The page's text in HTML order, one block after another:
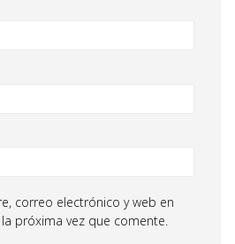
correo electrónico y web en
próxima vez que comente.